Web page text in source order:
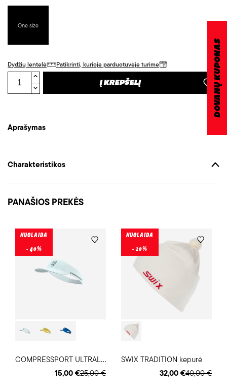
One size
Dydžių lentelė Patikrinti, kurioje parduotuvėje turime
Į KREPŠELĮ
Aprašymas
Charakteristikos
PANAŠIOS PREKĖS
C
OMPRESSPORT ULTRALIGHT VISOR snapelis nuo saulės
25,00 €
15,00 €
NUOLAIDA
- 40%
SWIX TRADITION kepurė
40,00 €
32,00 €
NUOLAIDA
- 20%
DOVANŲ KUPONAS